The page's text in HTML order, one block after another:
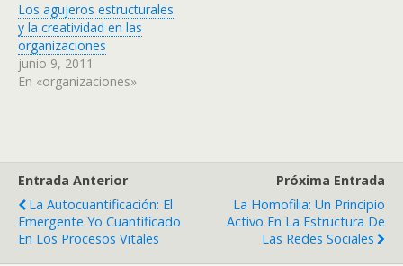
Los agujeros estructurales
y la creatividad en las
organizaciones
junio 9, 2011
En «organizaciones»
Entrada Anterior
La Autocuantificación: El
Emergente Yo Cuantificado
En Los Procesos Vitales
Próxima Entrada
La Homofilia: Un Principio
Activo En La Estructura De
Las Redes Sociales